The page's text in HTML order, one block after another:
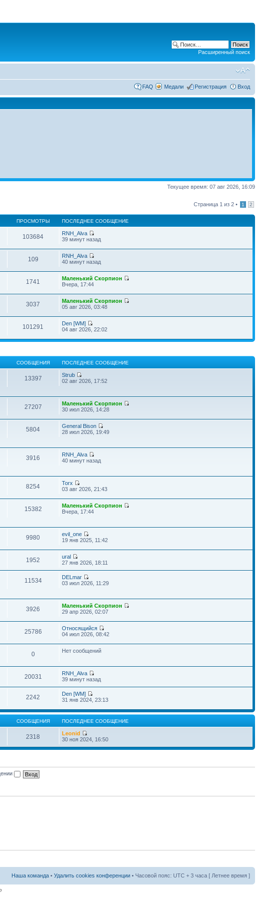
Расширенный поиск
FAQ Медали Регистрация Вход
Текущее время: 07 авг 2026, 16:09
Страница 1 из 2 • 1 2
ПРОСМОТРЫ ПОСЛЕДНЕЕ СООБЩЕНИЕ
103684
RNH_Alva
39 минут назад
109
RNH_Alva
40 минут назад
1741
Маленький Скорпион
Вчера, 17:44
3037
Маленький Скорпион
05 авг 2026, 03:48
101291
Den [WM]
04 авг 2026, 22:02
СООБЩЕНИЯ ПОСЛЕДНЕЕ СООБЩЕНИЕ
13397
Strub
02 авг 2026, 17:52
27207
Маленький Скорпион
30 июл 2026, 14:28
5804
General Bison
28 июл 2026, 19:49
3916
RNH_Alva
40 минут назад
8254
Torx
03 авг 2026, 21:43
15382
Маленький Скорпион
Вчера, 17:44
9980
evil_one
19 янв 2025, 11:42
1952
ural
27 янв 2026, 18:11
11534
DELmar
03 июл 2026, 11:29
3926
Маленький Скорпион
29 апр 2026, 02:07
25786
Относящийся
04 июл 2026, 08:42
0 Нет сообщений
20031
RNH_Alva
39 минут назад
2242
Den [WM]
31 янв 2024, 23:13
СООБЩЕНИЯ ПОСЛЕДНЕЕ СООБЩЕНИЕ
2318
Leonid
30 ноя 2024, 16:50
Наша команда • Удалить cookies конференции • Часовой пояс: UTC + 3 часа [ Летнее время ]